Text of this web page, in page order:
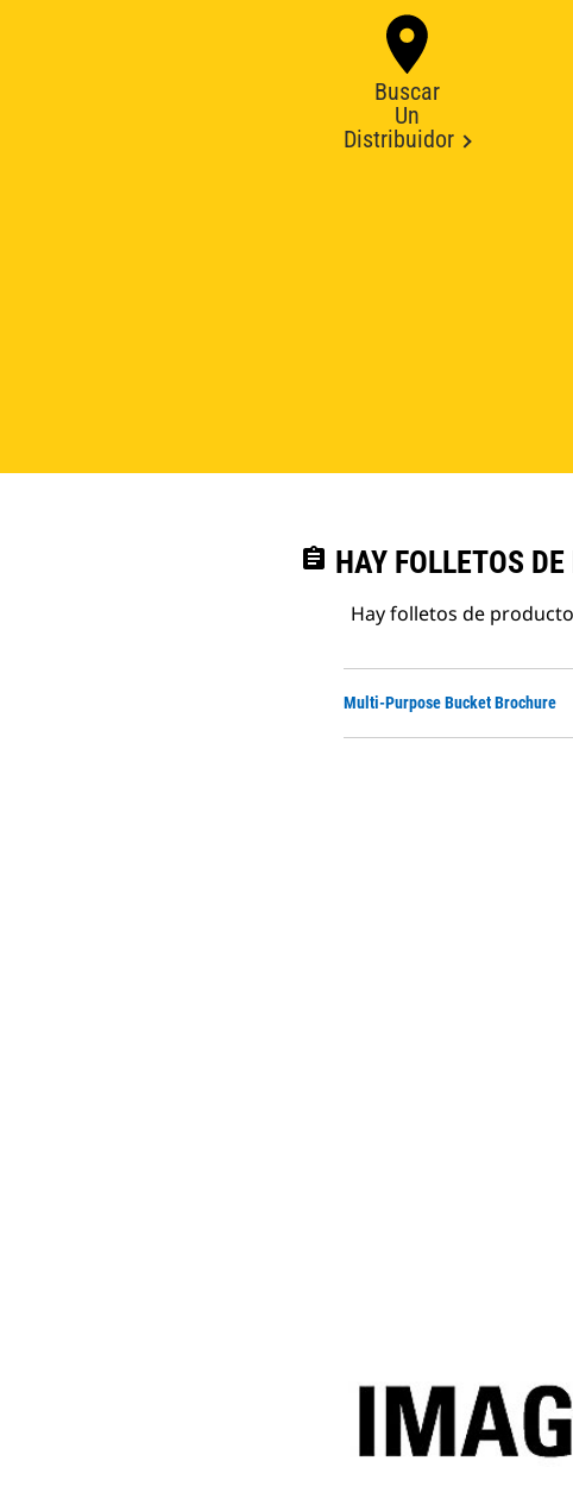
Buscar
Un
Distribuidor
assignment HAY FOLLETOS
Hay folletos de
Multi-Purpose Bucket Brochure